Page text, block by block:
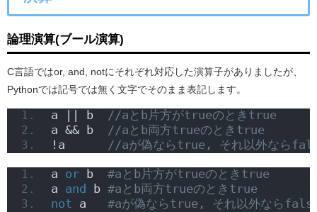
論理演算(ブール演算)
C言語ではor, and, notにそれぞれ対応した演算子がありましたが、
Pythonでは記号では無く文字でそのまま表記します。
a || b //aとb片方がtrueのときtrue
a && b //aとb両方trueのときtrue
!a //aが偽ならtrue, それ以外なら
a or b #aとb片方がtrueのときtrue
a and b #aとb両方trueのときtrue
not a #aが偽ならtrue, それ以外なら